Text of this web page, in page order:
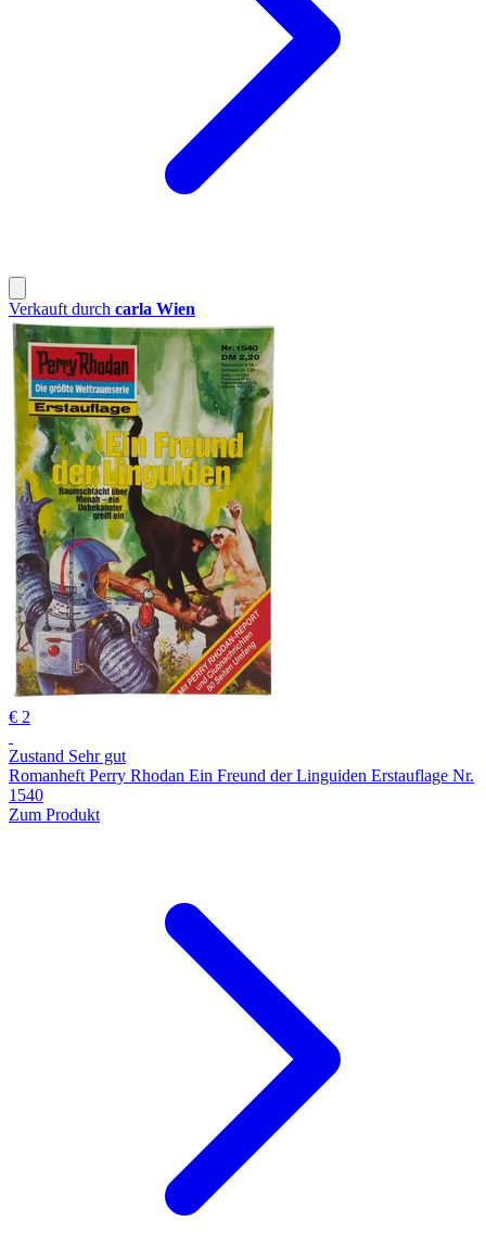
Verkauft durch carla Wien
€ 2
Zustand Sehr gut
Romanheft Perry Rhodan Ein Freund der Linguiden Erstauflage Nr.
1540
Zum Produkt